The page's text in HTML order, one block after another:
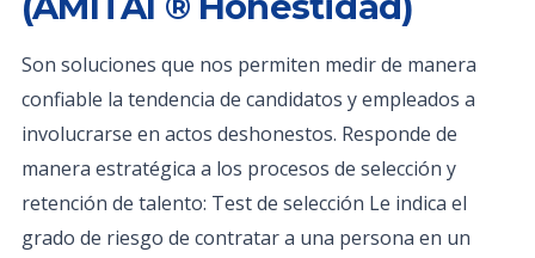
Son soluciones que nos permiten medir de manera
confiable la tendencia de candidatos y empleados a
involucrarse en actos deshonestos. Responde de
manera estratégica a los procesos de selección y
retención de talento: Test de selección Le indica el
grado de riesgo de contratar a una persona en un